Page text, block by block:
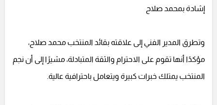
إشادة بمحمد صلاح
وتطرق المدير الفني إلى علاقته بقائد المنتخب محمد صلاح،
مؤكدًا أنها تقوم على الاحترام والثقة المتبادلة، مشيرًا إلى أن نجم
المنتخب يمتلك خبرات كبيرة ويتعامل باحترافية عالية.